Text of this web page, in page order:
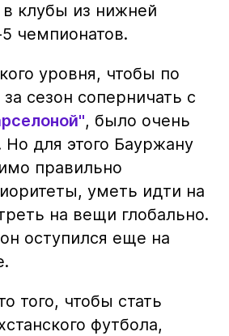
клубы из нижней
чемпионатов.
уровня, чтобы по
сезон соперничать с
, было очень
для этого Бауржану
правильно
уметь идти на
на вещи глобально.
оступился еще на
того, чтобы стать
футбола,